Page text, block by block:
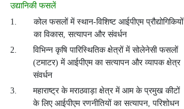
उद्यानिकी फसलें
1.
कोल फसलों में स्थान-विशिष्ट आईपीएम प्रौद्योगिकियों
का विकास, सत्यापन और संवर्धन
2.
विभिन्न कृषि पारिस्थितिक क्षेत्रों में सोलेनेसी फसलों
(टमाटर) में आईपीएम का सत्यापन और व्यापक क्षेत्र
संवर्धन
3.
महाराष्ट्र के मराठवाड़ा क्षेत्र में आम के प्रमुख कीटों
के लिए आईपीएम रणनीतियों का सत्यापन, परिशोधन